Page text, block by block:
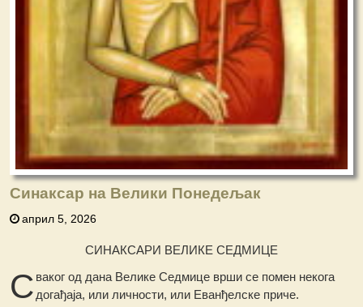
Синаксар на Велики Понедељак
април 5, 2026
СИНАКСАРИ ВЕЛИКЕ СЕДМИЦЕ
С ваког од дана Велике Седмице врши се помен некога
догађаја, или личности, или Еванђелске приче.